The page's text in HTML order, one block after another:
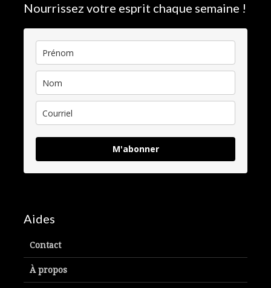
Nourrissez votre esprit chaque semaine !
M'abonner
Aides
Contact
À propos